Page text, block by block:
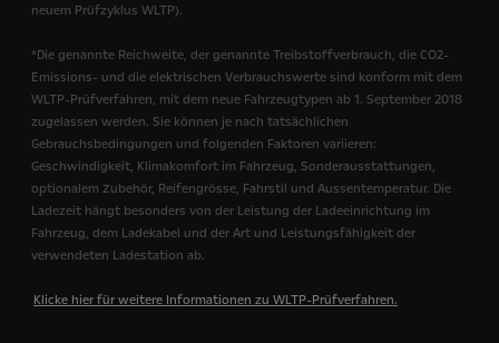
neuem Prüfzyklus WLTP).
*Die genannte Reichweite, der genannte Treibstoffverbrauch, die CO2-
Emissions- und die elektrischen Verbrauchswerte sind konform mit dem
WLTP-Prüfverfahren, mit dem neue Fahrzeugtypen ab 1. September 2018
zugelassen werden. Sie können je nach tatsächlichen
Gebrauchsbedingungen und folgenden Faktoren variieren:
Geschwindigkeit, Klimakomfort im Fahrzeug, Sonderausstattungen,
optionalem Zubehör, Reifengrösse, Fahrstil und Aussentemperatur. Die
Ladezeit hängt besonders von der Leistung der Ladeeinrichtung im
Fahrzeug, dem Ladekabel und der Art und Leistungsfähigkeit der
verwendeten Ladestation ab.
Klicke hier für weitere Informationen zu WLTP-Prüfverfahren.